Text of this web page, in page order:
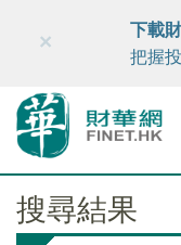
財華智庫網
×
下載
把握
搜尋結果